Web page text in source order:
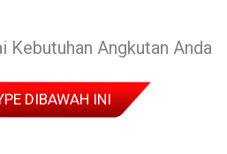
Kebutuhan Angkutan Anda
DIBAWAH INI